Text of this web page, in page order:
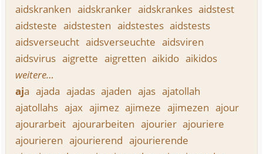
aidskranken aidskranker aidskrankes aidstest
aidsteste aidstesten aidstestes aidstests
aidsverseucht aidsverseuchte aidsviren
aidsvirus aigrette aigretten aikido aikidos
weitere…
aja ajada ajadas ajaden ajas ajatollah
ajatollahs ajax ajimez ajimeze ajimezen ajour
ajourarbeit ajourarbeiten ajourier ajouriere
ajourieren ajourierend ajourierende